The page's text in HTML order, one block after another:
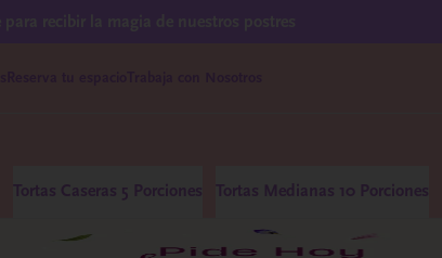
Tortas Caseras 5 Porciones Tortas Medianas 10 Porciones